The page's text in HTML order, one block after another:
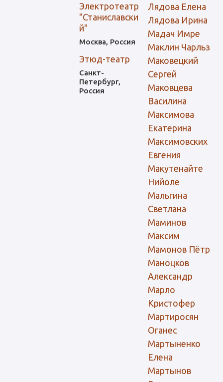
Электротеатр
"Станиславски
й"
Москва, Россия
Этюд-театр
Санкт-
Петербург,
Россия
Лядова Елена
Лядова Ирина
Мадач Имре
Маклин Чарльз
Маковецкий
Сергей
Маковцева
Василина
Максимова
Екатерина
Максимовских
Евгения
Макутенайте
Нийоле
Мальгина
Светлана
Маминов
Максим
Мамонов Пётр
Маноцков
Александр
Марло
Кристофер
Мартиросян
Оганес
Мартыненко
Елена
Мартынов